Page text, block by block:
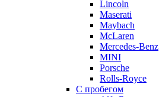
Lincoln
Maserati
Maybach
McLaren
Mercedes-Benz
MINI
Porsche
Rolls-Royce
С пробегом